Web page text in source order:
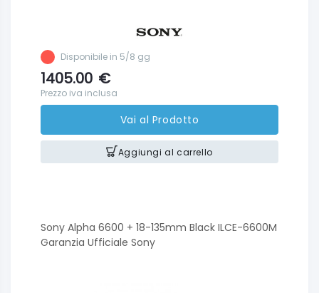
Disponibile in 5/8 gg
1405.00 €
Prezzo iva inclusa
Vai al Prodotto
Aggiungi al carrello
Sony Alpha 6600 + 18-135mm Black ILCE-6600M
Garanzia Ufficiale Sony